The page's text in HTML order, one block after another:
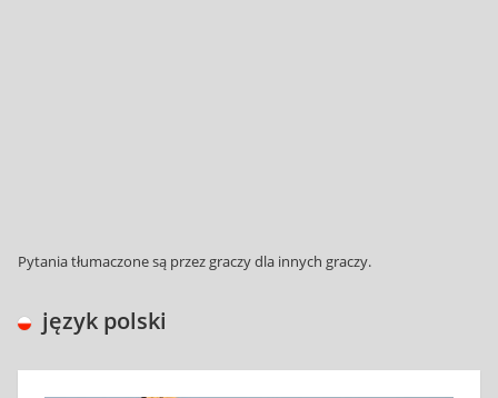
Pytania tłumaczone są przez graczy dla innych graczy.
język polski